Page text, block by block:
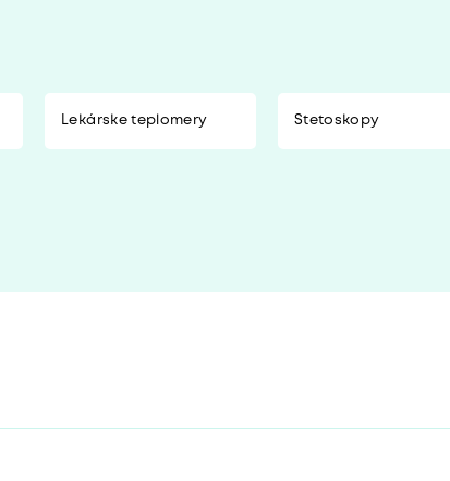
Lekárske teplomery Stetoskopy